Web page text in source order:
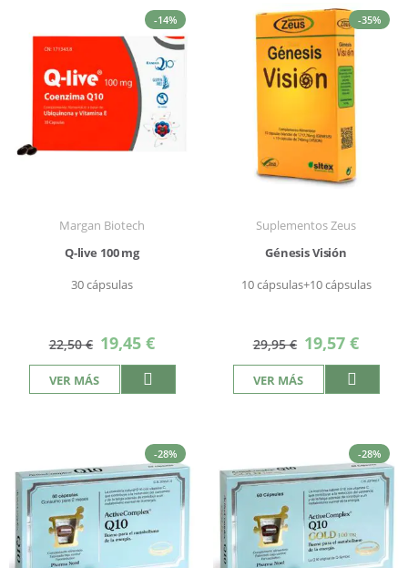
-14%
Margan Biotech
Q-live 100 mg
30 cápsulas
22,50 € Precio
especial
19,45 €
VER MÁS
-35%
Suplementos Zeus
Génesis Visión
10 cápsulas+10 cápsulas
29,95 € Precio
especial
19,57 €
VER MÁS
-28% -28%